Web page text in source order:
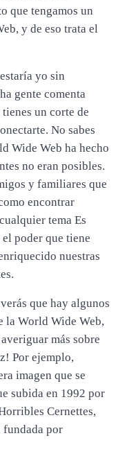
que tengamos un
y de eso trata el
yo sin
gente comenta
un corte de
No sabes
Wide Web ha hecho
no eran posibles.
y familiares que
encontrar
tema Es
poder que tiene
nuestras
que hay algunos
la World Wide Web,
más sobre
Por ejemplo,
imagen que se
subida en 1992 por
Cernettes,
fundada por